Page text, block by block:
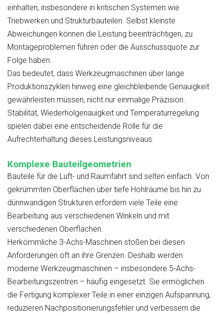
einhalten, insbesondere in kritischen Systemen wie
Triebwerken und Strukturbauteilen. Selbst kleinste
Abweichungen können die Leistung beeinträchtigen, zu
Montageproblemen führen oder die Ausschussquote zur
Folge haben.
Das bedeutet, dass Werkzeugmaschinen über lange
Produktionszyklen hinweg eine gleichbleibende Genauigkeit
gewährleisten müssen, nicht nur einmalige Präzision.
Stabilität, Wiederholgenauigkeit und Temperaturregelung
spielen dabei eine entscheidende Rolle für die
Aufrechterhaltung dieses Leistungsniveaus.
Komplexe Bauteilgeometrien
Bauteile für die Luft- und Raumfahrt sind selten einfach. Von
gekrümmten Oberflächen über tiefe Hohlräume bis hin zu
dünnwandigen Strukturen erfordern viele Teile eine
Bearbeitung aus verschiedenen Winkeln und mit
verschiedenen Oberflächen.
Herkömmliche 3-Achs-Maschinen stoßen bei diesen
Anforderungen oft an ihre Grenzen. Deshalb werden
moderne Werkzeugmaschinen – insbesondere 5-Achs-
Bearbeitungszentren – häufig eingesetzt. Sie ermöglichen
die Fertigung komplexer Teile in einer einzigen Aufspannung,
reduzieren Nachpositionierungsfehler und verbessern die